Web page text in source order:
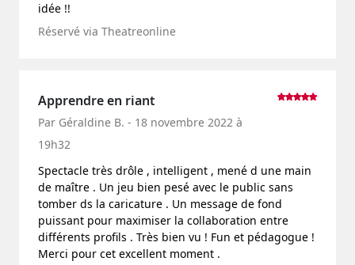
idée !!
Réservé via Theatreonline
Apprendre en riant
Par Géraldine B. - 18 novembre 2022 à
19h32
Spectacle très drôle , intelligent , mené d une main
de maître . Un jeu bien pesé avec le public sans
tomber ds la caricature . Un message de fond
puissant pour maximiser la collaboration entre
différents profils . Très bien vu ! Fun et pédagogue !
Merci pour cet excellent moment .